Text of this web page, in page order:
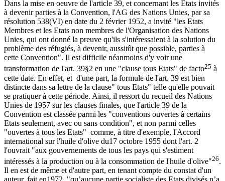
Dans la mise en oeuvre de l'article 39, et concernant les Etats invités
à devenir parties à la Convention, l'AG des Nations Unies, par sa
résolution 538(VI) en date du 2 février 1952, a invité "les Etats
Membres et les Etats non membres de l'Organisation des Nations
Unies, qui ont donné la preuve qu'ils s'intéressaient à la solution du
problème des réfugiés, à devenir, aussitôt que possible, parties à
cette Convention". Il est difficile néanmoins d'y voir une
transformation de l'art. 39§2 en une "clause tous Etats" de facto25 à
cette date. En effet, et d'une part, la formule de l'art. 39 est bien
distincte dans sa lettre de la clause" tous Etats" telle qu'elle pouvait
se pratiquer à cette période. Ainsi, il ressort du recueil des Nations
Unies de 1957 sur les clauses finales, que l'article 39 de la
Convention est classée parmi les "conventions ouvertes à certains
Etats seulement, avec ou sans condition", et non parmi celles
"ouvertes à tous les Etats" comme, à titre d'exemple, l'Accord
international sur l'huile d'olive du17 octobre 1955 dont l'art. 2
l'ouvrait "aux gouvernements de tous les pays qui s'estiment
intéressés à la production ou à la consommation de l'huile d'olive"26.
Il en est de même et d'autre part, en tenant compte du constat d'un
auteur, fait en1972, "qu’aucune partie socialiste des Etats divisés n’a